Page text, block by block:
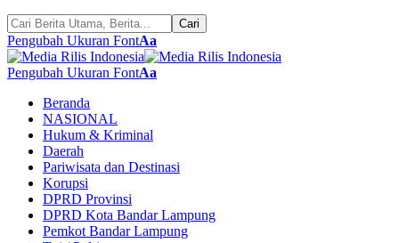
Pengubah Ukuran FontAa
Pengubah Ukuran FontAa
Beranda
NASIONAL
Hukum & Kriminal
Daerah
Pariwisata dan Destinasi
Korupsi
DPRD Provinsi
DPRD Kota Bandar Lampung
Pemkot Bandar Lampung